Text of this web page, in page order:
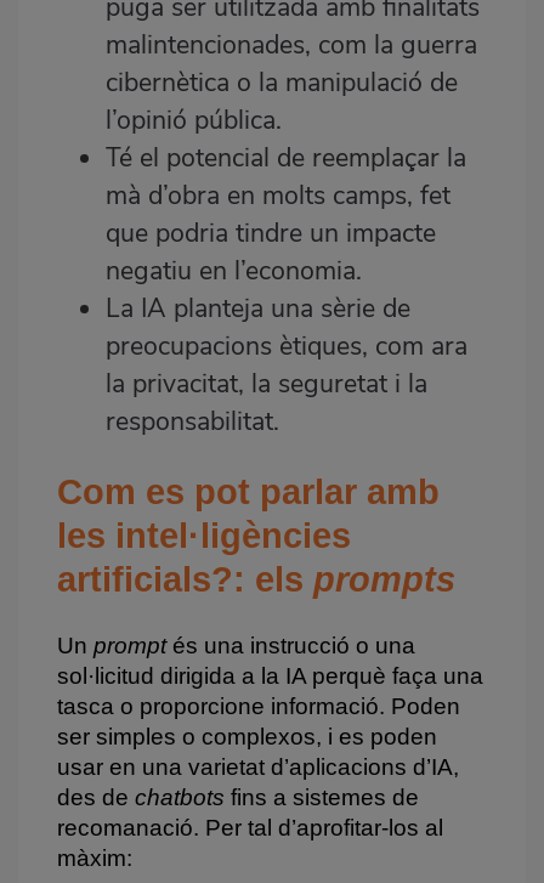
malintencionades, com la guerra
cibernètica o la manipulació de
l’opinió pública.
Té el potencial de reemplaçar la
mà d’obra en molts camps, fet
que podria tindre un impacte
negatiu en l’economia.
La IA planteja una sèrie de
preocupacions ètiques, com ara
la privacitat, la seguretat i la
responsabilitat.
Com es pot parlar amb
les intel·ligències
artificials?: els prompts
Un promptés una instrucció o una
sol·licitud dirigida a la IA perquè faça una
tasca o proporcione informació. Poden
ser simples o complexos, i es poden
usar en una varietat d’aplicacions d’IA,
des de chatbots fins a sistemes de
recomanació. Per tal d’aprofitar-los al
màxim: